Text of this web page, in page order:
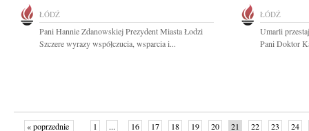
ŁÓDŹ
Pani Hannie Zdanowskiej Prezydent Miasta Łodzi
Szczere wyrazy współczucia, wsparcia i...
ŁÓDŹ
Umarli
Pani Doktor
« poprzednie 1 ... 16 17 18 19 20 21 22 23 24